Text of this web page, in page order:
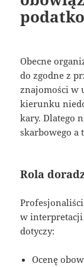
Obecne
do zgodne z
znajomości w
kierunku
kary. Dlatego
skarbowego a
Rola
w interpretacji
dotyczy:
Ocenę